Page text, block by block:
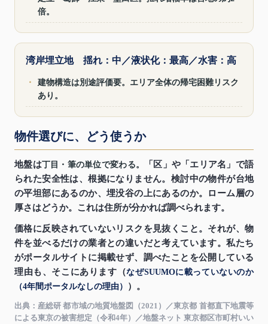
倍。
湾岸埋立地 揺れ：中／液状化：最高／水害：高
・
建物構造は別途評価要。エリア全体の帰宅困難リスク
あり。
物件選びに、どう使うか
地盤は丁目・筆の単位で変わる。
「区」や「エリア名」で語
られた安全性は、根拠になりません。検討中の物件が台地
の平坦部にあるのか、埋没谷の上にあるのか。ローム層の
厚さはどうか。これは住所が分かれば調べられます。
価格に反映されていないリスクを見抜くこと。それが、物
件を並べるだけの業者との違いだと考えています。私たち
がポータルサイトに掲載せず、調べたことを公開している
理由も、そこにあります（なぜSUUMOに載っていないのか
（4年間ポータルなしの理由）
）。
出典：産総研 都市域の地質地盤図（2021）／東京都 首都直下地震等
による東京の被害想定（令和4年）／地盤ネット 東京都区市町村いい